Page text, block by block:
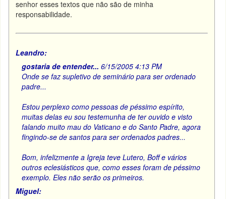
senhor esses textos que não são de minha
responsabilidade.
Leandro:
gostaria de entender... 6/15/2005 4:13 PM
Onde se faz supletivo de seminário para ser ordenado
padre...
Estou perplexo como pessoas de péssimo espírito,
muitas delas eu sou testemunha de ter ouvido e visto
falando muito mau do Vaticano e do Santo Padre, agora
fingindo-se de santos para ser ordenados padres...
Bom, infelizmente a Igreja teve Lutero, Boff e vários
outros eclesiásticos que, como esses foram de péssimo
exemplo. Eles não serão os primeiros.
Miguel: